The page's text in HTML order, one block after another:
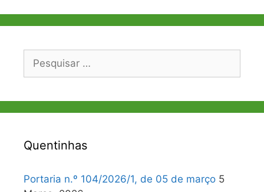
Pesquisar
Quentinhas
Portaria n.º 104/2026/1, de 05 de março 5